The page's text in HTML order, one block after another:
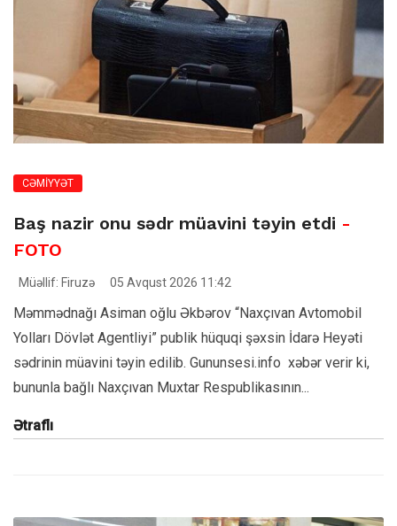
CƏMİYYƏT
Baş nazir onu sədr müavini təyin etdi -
FOTO
Müəllif: Firuzə 05 Avqust 2026 11:42
Məmmədnağı Asiman oğlu Əkbərov “Naxçıvan Avtomobil
Yolları Dövlət Agentliyi” publik hüquqi şəxsin İdarə Heyəti
sədrinin müavini təyin edilib. Gununsesi.info xəbər verir ki,
bununla bağlı Naxçıvan Muxtar Respublikasının...
Ətraflı